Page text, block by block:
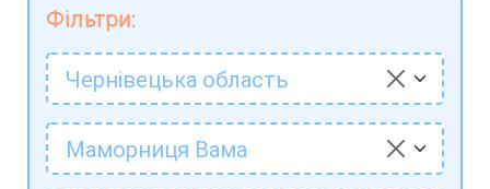
Фільтри:
Чернівецька область
Маморниця Вама